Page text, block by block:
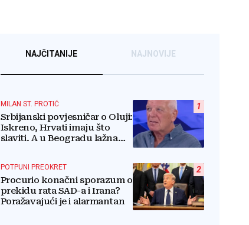
NAJČITANIJE NAJNOVIJE
1
MILAN ST. PROTIĆ
Srbijanski povjesničar o Oluji:
Iskreno, Hrvati imaju što
slaviti. A u Beogradu lažna
2
POTPUNI PREOKRET
Procurio konačni sporazum o
prekidu rata SAD-a i Irana?
Poražavajući je i alarmantan